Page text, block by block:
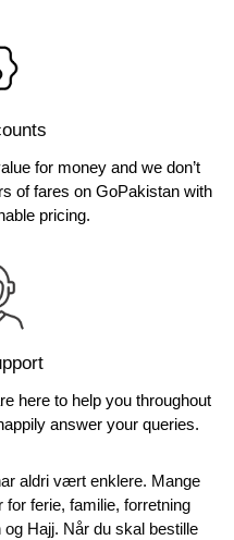
for money and we don’t
of fares on GoPakistan with
pricing.
here to help you throughout
answer your queries.
aldri vært enklere. Mange
ferie, familie, forretning
Hajj. Når du skal bestille